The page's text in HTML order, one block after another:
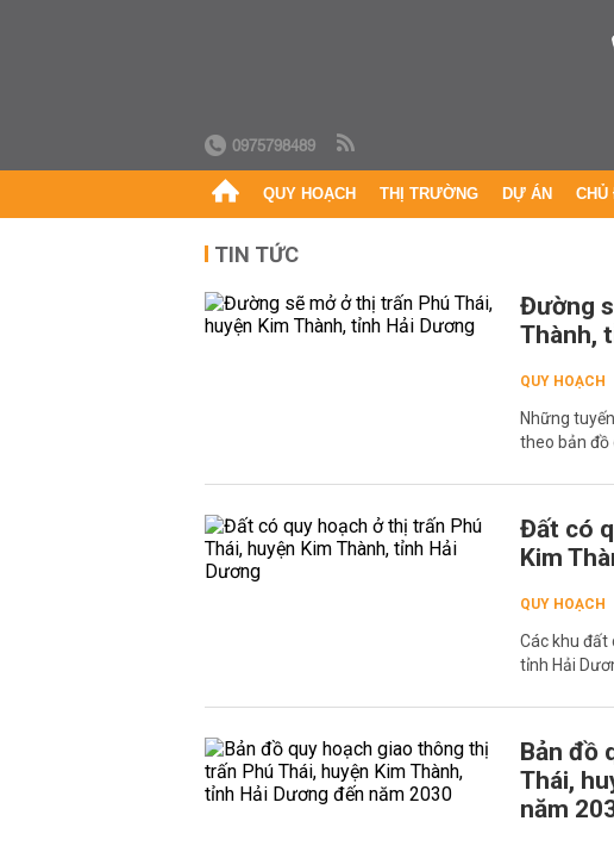
0975798489
QUY HOẠCH THỊ TRƯỜNG DỰ ÁN CHỦ
TIN TỨC
Đường
Thành,
QUY HOẠCH
Những
theo bản đồ
Đất có
Kim
QUY HOẠCH
Các khu đất
tỉnh Hải
Bản đồ
Thái,
năm